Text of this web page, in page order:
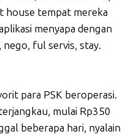
house tempat mereka
menyapa dengan
, nego, ful servis, stay.
para PSK beroperasi.
mulai Rp350
beberapa hari, nyalain